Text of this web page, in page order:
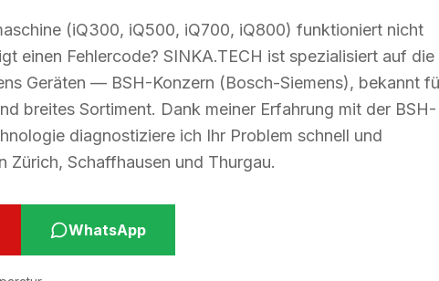
(iQ300, iQ500, iQ700, iQ800) funktioniert nicht
einen Fehlercode? SINKA.TECH ist spezialisiert auf die
Geräten — BSH-Konzern (Bosch-Siemens), bekannt
breites Sortiment. Dank meiner Erfahrung mit der BSH-
diagnostiziere ich Ihr Problem schnell und
Zürich, Schaffhausen und Thurgau.
WhatsApp